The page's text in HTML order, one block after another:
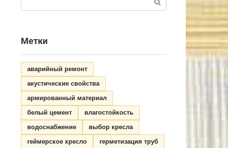
Метки
аварийный ремонт
акустические свойства
армированный материал
белый цемент
влагостойкость
водоснабжение
выбор кресла
геймерское кресло
герметизация труб